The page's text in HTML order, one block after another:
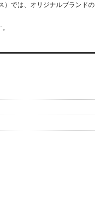
）では、オリジナルブランドの